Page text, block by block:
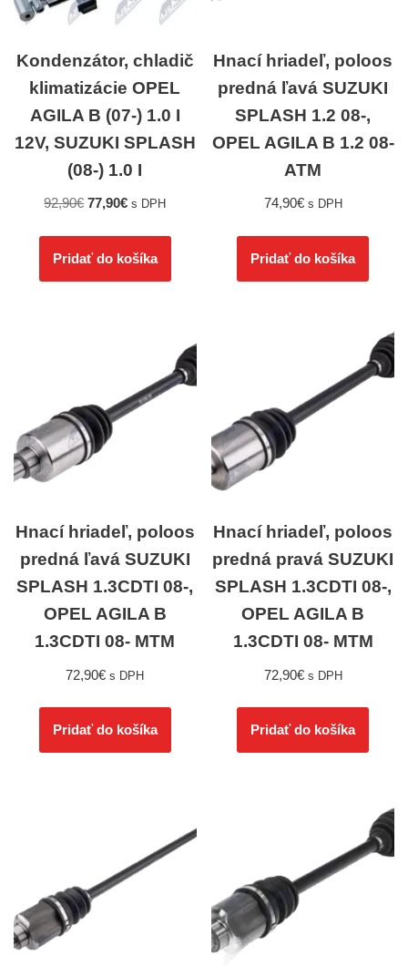
Kondenzátor, chladič
klimatizácie OPEL
AGILA B (07-) 1.0 I
12V, SUZUKI SPLASH
(08-) 1.0 I
92,90€ 77,90€ s DPH
Pridať do košíka
Hnací hriadeľ, poloos
predná ľavá SUZUKI
SPLASH 1.2 08-,
OPEL AGILA B 1.2 08-
ATM
74,90€ s DPH
Pridať do košíka
Hnací hriadeľ, poloos
predná ľavá SUZUKI
SPLASH 1.3CDTI 08-,
OPEL AGILA B
1.3CDTI 08- MTM
72,90€ s DPH
Pridať do košíka
Hnací hriadeľ, poloos
predná pravá SUZUKI
SPLASH 1.3CDTI 08-,
OPEL AGILA B
1.3CDTI 08- MTM
72,90€ s DPH
Pridať do košíka